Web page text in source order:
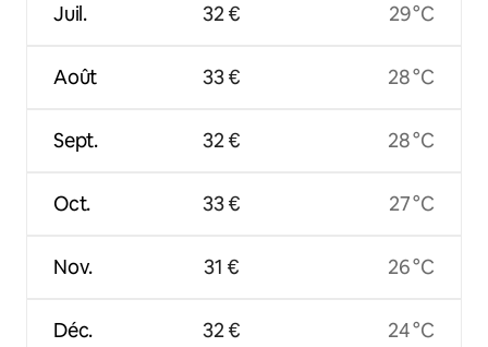
Juil.
Août
Sept.
Oct.
Nov.
Déc.
32 €
33 €
32 €
33 €
31 €
32 €
29 °C
28 °C
28 °C
27 °C
26 °C
24 °C